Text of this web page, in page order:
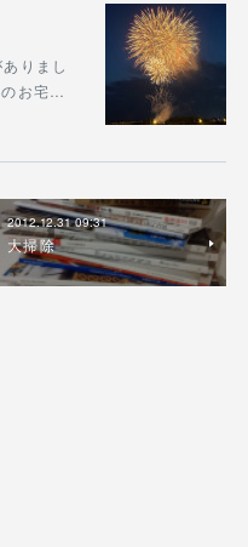
りまし
お宅…
2012.12.31 09:31
大掃除